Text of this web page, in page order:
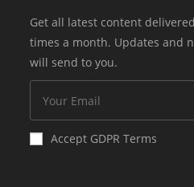
Get all latest content
times a month. Updates and
will send to you.
Accept GDPR Terms